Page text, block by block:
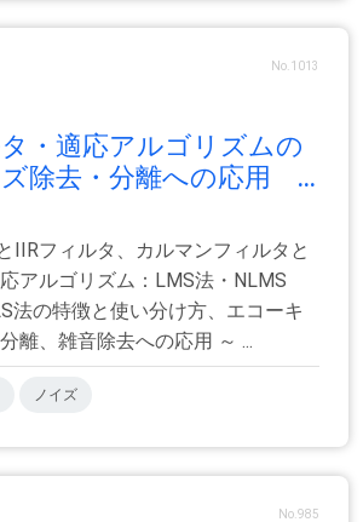
No.1013
・適応アルゴリズムの
除去・分離への応用 ...
IIRフィルタ、カルマンフィルタと
アルゴリズム：LMS法・NLMS
法の特徴と使い分け方、エコーキ
離、雑音除去への応用 ～ ...
ノイズ
No.985